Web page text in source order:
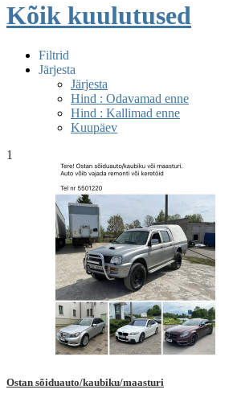
Kõik kuulutused
Filtrid
Järjesta
Järjesta
Hind : Odavamad enne
Hind : Kallimad enne
Kuupäev
1
Ostan sõiduauto/kaubiku/maasturi